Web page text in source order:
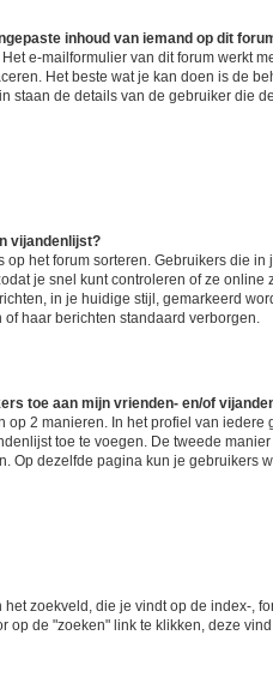
inhoud van iemand op dit
e-mailformulier van dit forum werkt
Het beste wat je kan doen is de
staan de details van de gebruiker die
vijandenlijst?
op het forum sorteren. Gebruikers die
je snel kunt controleren of ze online
in je huidige stijl, gemarkeerd
haar berichten standaard verborgen.
toe aan mijn vrienden- en/of
op 2 manieren. In het profiel van iedere
toe te voegen. De tweede
Op dezelfde pagina kun je gebruikers
zoekveld, die je vindt op de index-,
op de "zoeken" link te klikken, deze